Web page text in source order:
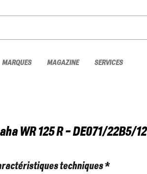
MARQUES MAGAZINE SERVICES
WR 125 R - DE071/22B5/12
techniques *